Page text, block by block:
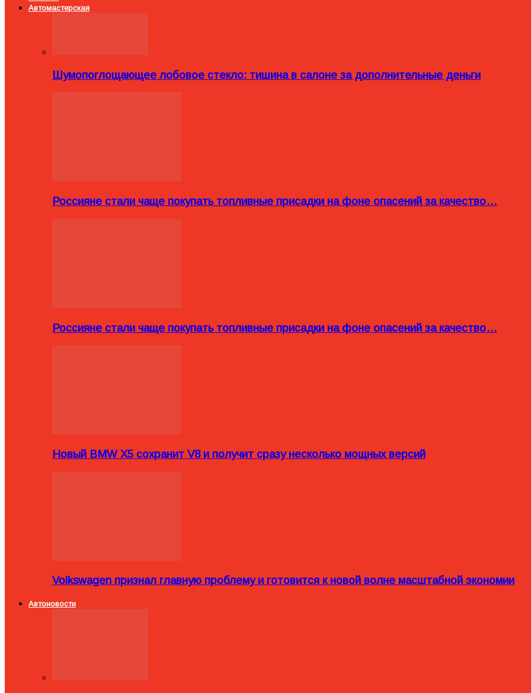
Автомастерская
Шумопоглощающее лобовое стекло: тишина в салоне за дополнительные деньги
Россияне стали чаще покупать топливные присадки на фоне опасений за качество…
Россияне стали чаще покупать топливные присадки на фоне опасений за качество…
Новый BMW X5 сохранит V8 и получит сразу несколько мощных версий
Volkswagen признал главную проблему и готовится к новой волне масштабной экономии
Автоновости